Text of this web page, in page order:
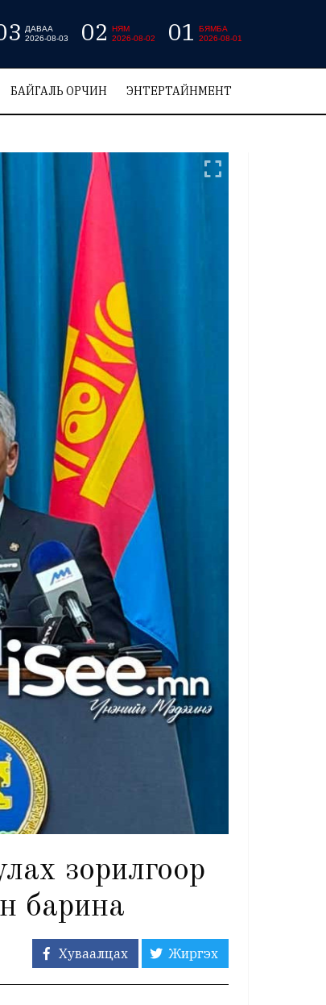
ДАВАА
2026-08-03
02
НЯМ
2026-08-02
01
БЯМБА
2026-08-01
БАЙГАЛЬ ОРЧИН ЭНТЕРТАЙНМЕНТ
зорилгоор
барина
Хуваалцах Жиргэх